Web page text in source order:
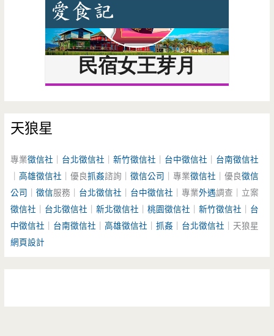
天狼星
專業徵信社 台北徵信社 ｜新竹徵信社 台中徵信社
台南徵信社
｜高雄徵信社 ｜優良抓姦諮詢｜徵信公司 ｜專業徵信社 ｜優良徵信
公司 ｜徵信服務｜ 台北徵信社 台中徵信社 ｜專業外遇調查｜立案
徵信社
台北徵信社 ｜新北徵信社 ｜桃園徵信社 ｜新竹徵信社
台
中徵信社
台南徵信社 ｜高雄徵信社 ｜抓姦 台北徵信社 ｜天狼星
網頁設計